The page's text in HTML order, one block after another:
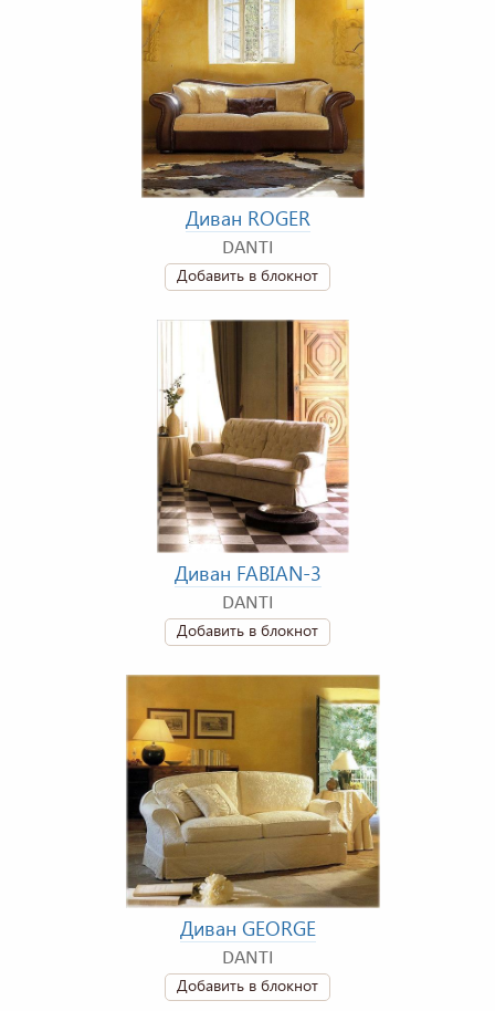
Диван ROGER
DANTI
Добавить в блокнот
Диван FABIAN-3
DANTI
Добавить в блокнот
Диван GEORGE
DANTI
Добавить в блокнот